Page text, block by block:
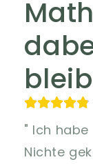
" Ich
Nichte